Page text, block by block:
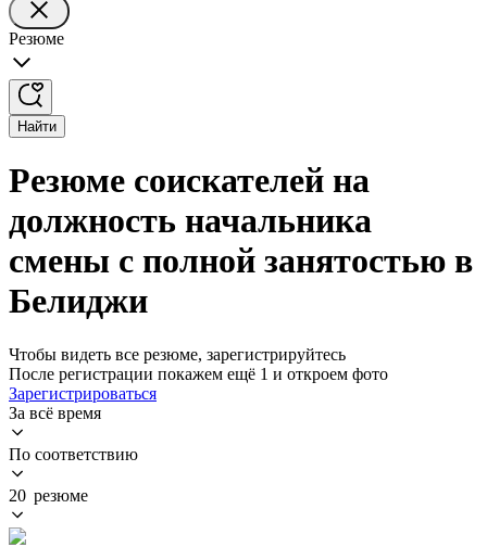
Резюме
Найти
Резюме соискателей на
должность начальника
смены с полной занятостью в
Белиджи
Чтобы видеть все резюме, зарегистрируйтесь
После регистрации покажем ещё 1 и откроем фото
Зарегистрироваться
За всё время
По соответствию
20 резюме